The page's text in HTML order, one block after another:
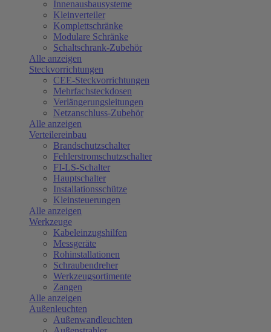
Innenausbausysteme
Kleinverteiler
Komplettschränke
Modulare Schränke
Schaltschrank-Zubehör
Alle anzeigen
Steckvorrichtungen
CEE-Steckvorrichtungen
Mehrfachsteckdosen
Verlängerungsleitungen
Netzanschluss-Zubehör
Alle anzeigen
Verteilereinbau
Brandschutzschalter
Fehlerstromschutzschalter
FI-LS-Schalter
Hauptschalter
Installationsschütze
Kleinsteuerungen
Alle anzeigen
Werkzeuge
Kabeleinzugshilfen
Messgeräte
Rohinstallationen
Schraubendreher
Werkzeugsortimente
Zangen
Alle anzeigen
Außenleuchten
Außenwandleuchten